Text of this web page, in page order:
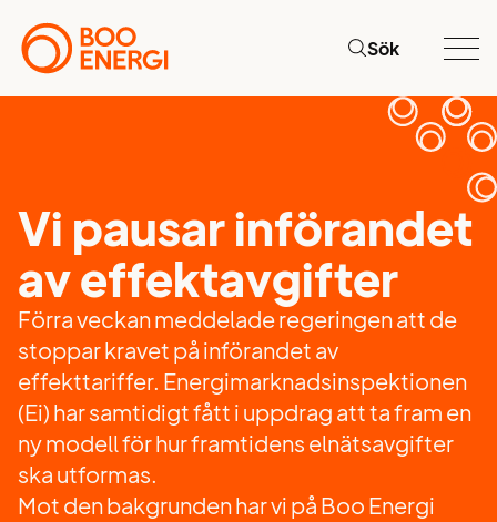
Sök
Vi pausar införandet
av effektavgifter
Förra veckan meddelade regeringen att de
stoppar kravet på införandet av
effekttariffer. Energimarknadsinspektionen
(Ei) har samtidigt fått i uppdrag att ta fram en
ny modell för hur framtidens elnätsavgifter
ska utformas.
Mot den bakgrunden har vi på Boo Energi